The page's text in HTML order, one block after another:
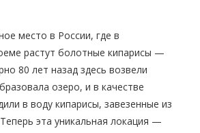
место в России, где в
растут болотные кипарисы —
80 лет назад здесь возвели
озеро, и в качестве
в воду кипарисы, завезенные из
эта уникальная локация —